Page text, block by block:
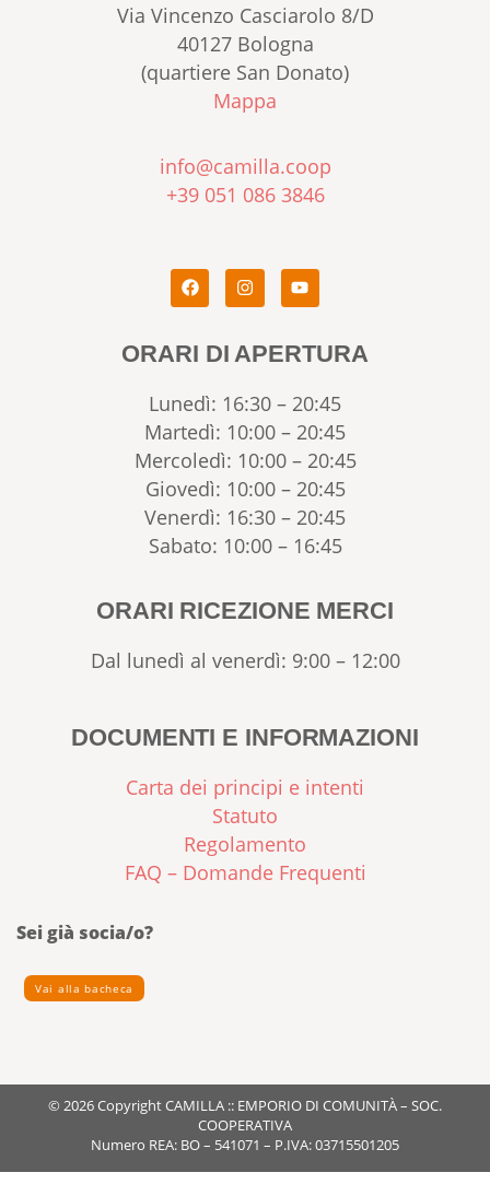
Via Vincenzo Casciarolo 8/D
40127 Bologna
(quartiere San Donato)
Mappa
info@camilla.coop
+39 051 086 3846
ORARI DI APERTURA
Lunedì: 16:30 – 20:45
Martedì: 10:00 – 20:45
Mercoledì: 10:00 – 20:45
Giovedì: 10:00 – 20:45
Venerdì: 16:30 – 20:45
Sabato: 10:00 – 16:45
ORARI RICEZIONE MERCI
Dal lunedì al venerdì: 9:00 – 12:00
DOCUMENTI E INFORMAZIONI
Carta dei principi e intenti
Statuto
Regolamento
FAQ – Domande Frequenti
Sei già socia/o?
Vai alla bacheca
© 2026 Copyright CAMILLA :: EMPORIO DI COMUNITÀ – SOC.
COOPERATIVA
Numero REA: BO – 541071 – P.IVA: 03715501205